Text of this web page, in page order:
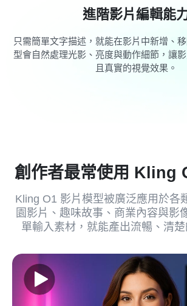
進階影片編輯能
只需簡單文字描述，就能在影片中新增、
型會自然處理光影、亮度與動作細節，讓
且真實的視覺效果。
創作者最常使用 Kling
Kling O1 影片模型被廣泛應用於各
園影片、趣味故事、商業內容與影
單輸入素材，就能產出流暢、清楚